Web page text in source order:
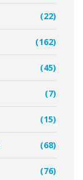
(22)
(162)
(45)
(7)
(15)
(68)
(76)